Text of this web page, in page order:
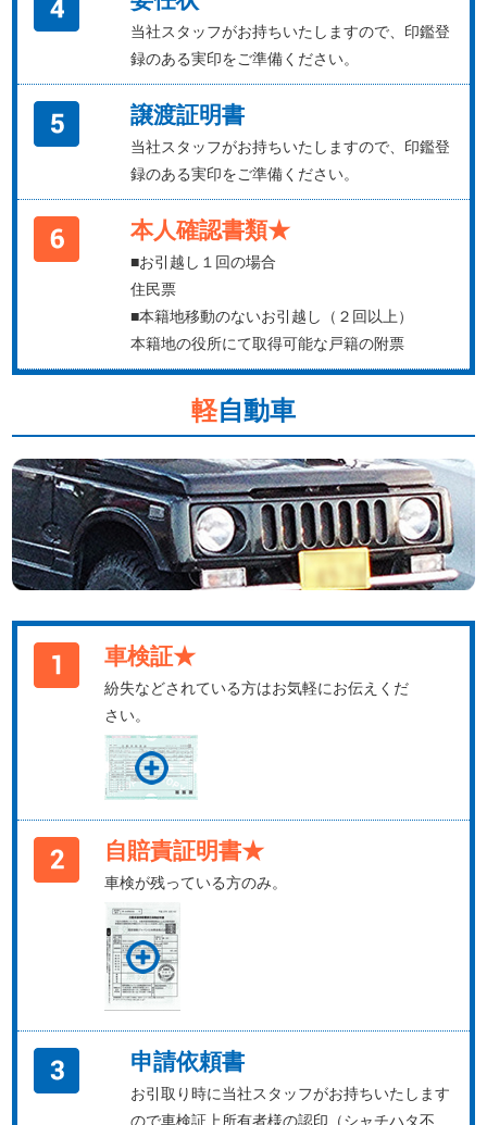
当社スタッフがお持ちいたしますので、印鑑登
録のある実印をご準備ください。
譲渡証明書
当社スタッフがお持ちいたしますので、印鑑登
録のある実印をご準備ください。
本人確認書類★
■お引越し１回の場合
住民票
■本籍地移動のないお引越し（２回以上）
本籍地の役所にて取得可能な戸籍の附票
軽自動車
車検証★
紛失などされている方はお気軽にお伝えくだ
さい。
自賠責証明書★
車検が残っている方のみ。
申請依頼書
お引取り時に当社スタッフがお持ちいたします
ので車検証上所有者様の認印（シャチハタ不